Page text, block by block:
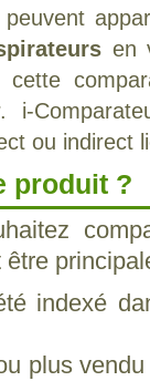
en
cette
i-
ou indirect
produit ?
être
indexé
plus